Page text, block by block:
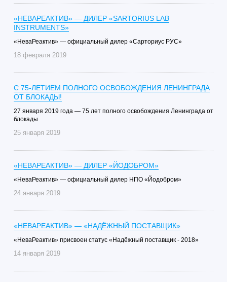
«НЕВАРЕАКТИВ» — ДИЛЕР «SARTORIUS LAB
INSTRUMENTS»
«НеваРеактив» — официальный дилер «Сарториус РУС»
18 февраля 2019
С 75-ЛЕТИЕМ ПОЛНОГО ОСВОБОЖДЕНИЯ ЛЕНИНГРАДА
ОТ БЛОКАДЫ!
27 января 2019 года — 75 лет полного освобождения Ленинграда от
блокады
25 января 2019
«НЕВАРЕАКТИВ» — ДИЛЕР «ЙОДОБРОМ»
«НеваРеактив» — официальный дилер НПО «Йодобром»
24 января 2019
«НЕВАРЕАКТИВ» — «НАДЁЖНЫЙ ПОСТАВЩИК»
«НеваРеактив» присвоен статус «Надёжный поставщик - 2018»
14 января 2019